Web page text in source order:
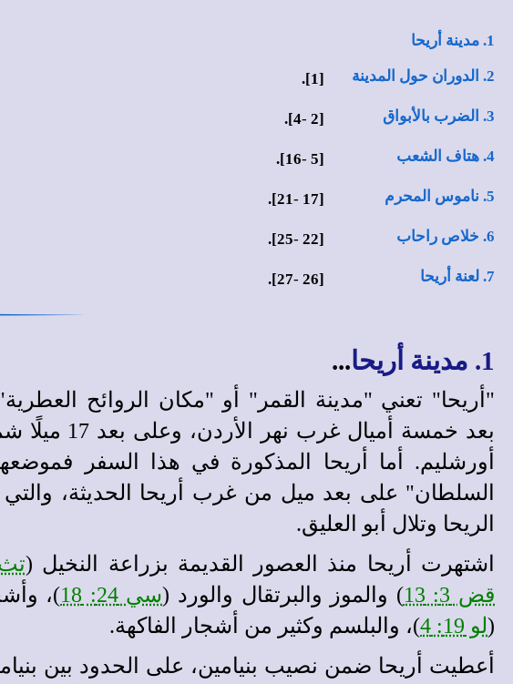
1. مدينة أريحا
2. الدوران حول المدينة [1].
3. الضرب بالأبواق [
2
-
4].
4. هتاف الشعب [5
-
16].
5. ناموس المحرم [17
-
21].
6. خلاص راحاب [22
-
25].
7. لعنة أريحا [26
-
27].
1. مدينة أريحا ...
"أريحا" تعني "مدينة القمر" أو "مكان الروائح
بعد خمسة أميال غرب
أورشليم. أما أريحا المذكورة في هذا السفر
السلطان" على بعد ميل من غرب أريحا الحديثة،
الريحا وتلال أبو العليق.
اشتهرت أريحا منذ العصور القديمة بزراعة النخيل (تث
قض 3: 13
) والموز والبرتقال والورد (سي 24: 18
)،
(لو 19: 4
)، والبلسم وكثير من أشجار الفاكهة.
أعطيت أريحا ضمن نصيب بنيامين، على الحدود بين